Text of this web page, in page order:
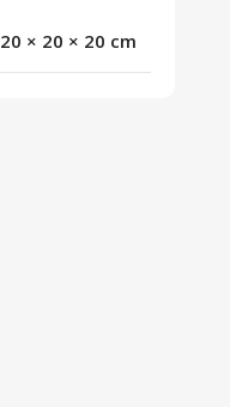
20 × 20 × 20 cm